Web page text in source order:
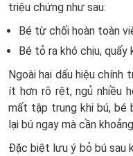
triệu chứng như sau:
Bé từ chối hoàn toàn
Bé tỏ ra khó chịu,
Ngoài hai dấu hiệu chính
ít hơn rõ rệt, ngủ nhiều
mất tập trung khi bú, bé
lại bú ngay mà cần
Đặc biệt lưu ý bỏ bú sau